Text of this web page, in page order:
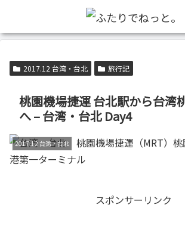
2017.12 台湾・台北 旅行記
桃園機場捷運 台北駅から台湾
へ – 台湾・台北 Day4
2017.12 台湾・台北
スポンサーリンク